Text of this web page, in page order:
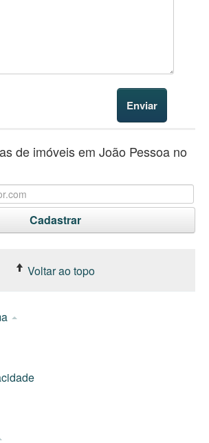
de imóveis em João Pessoa no
Voltar ao topo